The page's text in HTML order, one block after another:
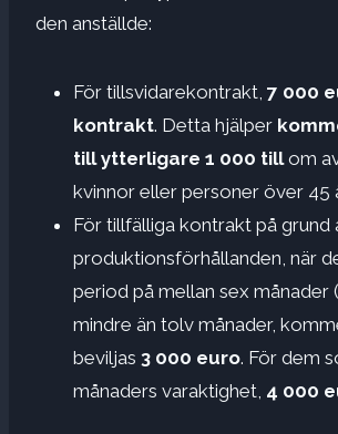
den anställde:
För tillsvidarekontrakt, 7 000
kontrakt. Detta hjälper
till ytterligare 1 000 tillom
kvinnor eller personer över 45
För tillfälliga kontrakt på grund
produktionsförhållanden, när
period på mellan sex månader
mindre än tolv månader,
beviljas 3 000 euro. För dem
månaders varaktighet, 4 000